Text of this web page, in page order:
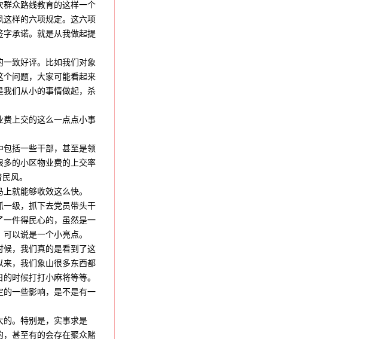
群众路线教育的这样一个
样的六项规定。这六项
字承诺。就是从我做起提
致好评。比如我们对象
个问题，大家可能看起来
我们从小的事情做起，杀
上交的这么一点点小事
括一些干部，甚至是领
多的小区物业费的上交率
风。
就能够收效这么快。
级，抓下去党员带头干
一件得民心的，虽然是一
以说是一个小亮点。
，我们真的是看到了这
来，我们象山很多东西都
时候打打小麻将等等。
的一些影响，是不是有一
。特别是，实事求是
，甚至有的会存在聚众赌